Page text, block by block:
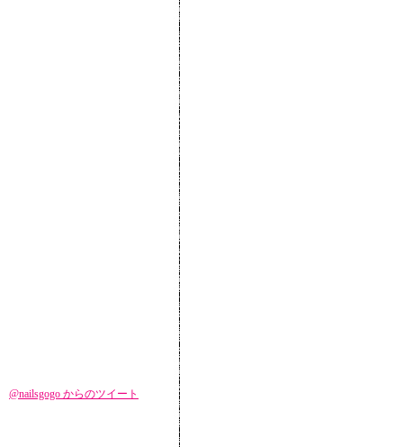
@nailsgogo からのツイート